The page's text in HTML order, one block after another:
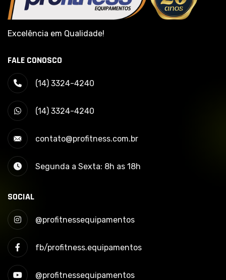
Excelência em Qualidade!
FALE CONOSCO
(14) 3324-4240
(14) 3324-4240
contato@profitness.com.br
Segunda a Sexta: 8h as 18h
SOCIAL
@profitnessequipamentos
fb/profitness.equipamentos
@profitnessequipamentos